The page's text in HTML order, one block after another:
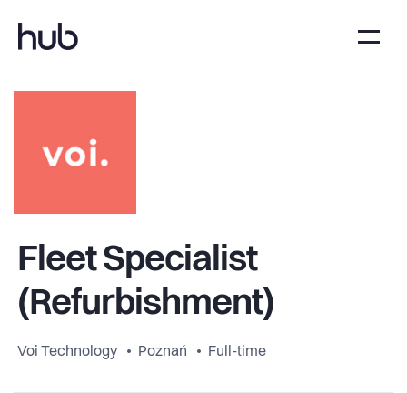
Fleet Specialist
(Refurbishment)
Voi Technology Poznań Full-time